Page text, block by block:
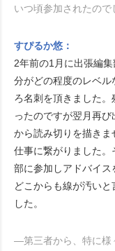
いつ頃参加されたので
すぴるか悠：
2年前の1月に出張編
分がどの程度のレベ
ろ名刺を頂きました
ったのですが翌月再
から読み切りを描き
仕事に繋がりました
部に参加しアドバイス
どこからも線が汚い
した。
―第三者から、特に様